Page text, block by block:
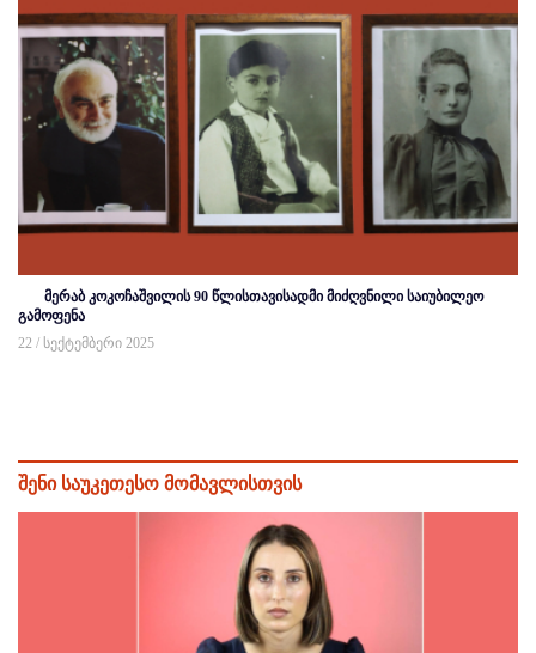
მერაბ კოკოჩაშვილის 90 წლისთავისადმი მიძღვნილი საიუბილეო
გამოფენა
22 / სექტემბერი 2025
შენი საუკეთესო მომავლისთვის